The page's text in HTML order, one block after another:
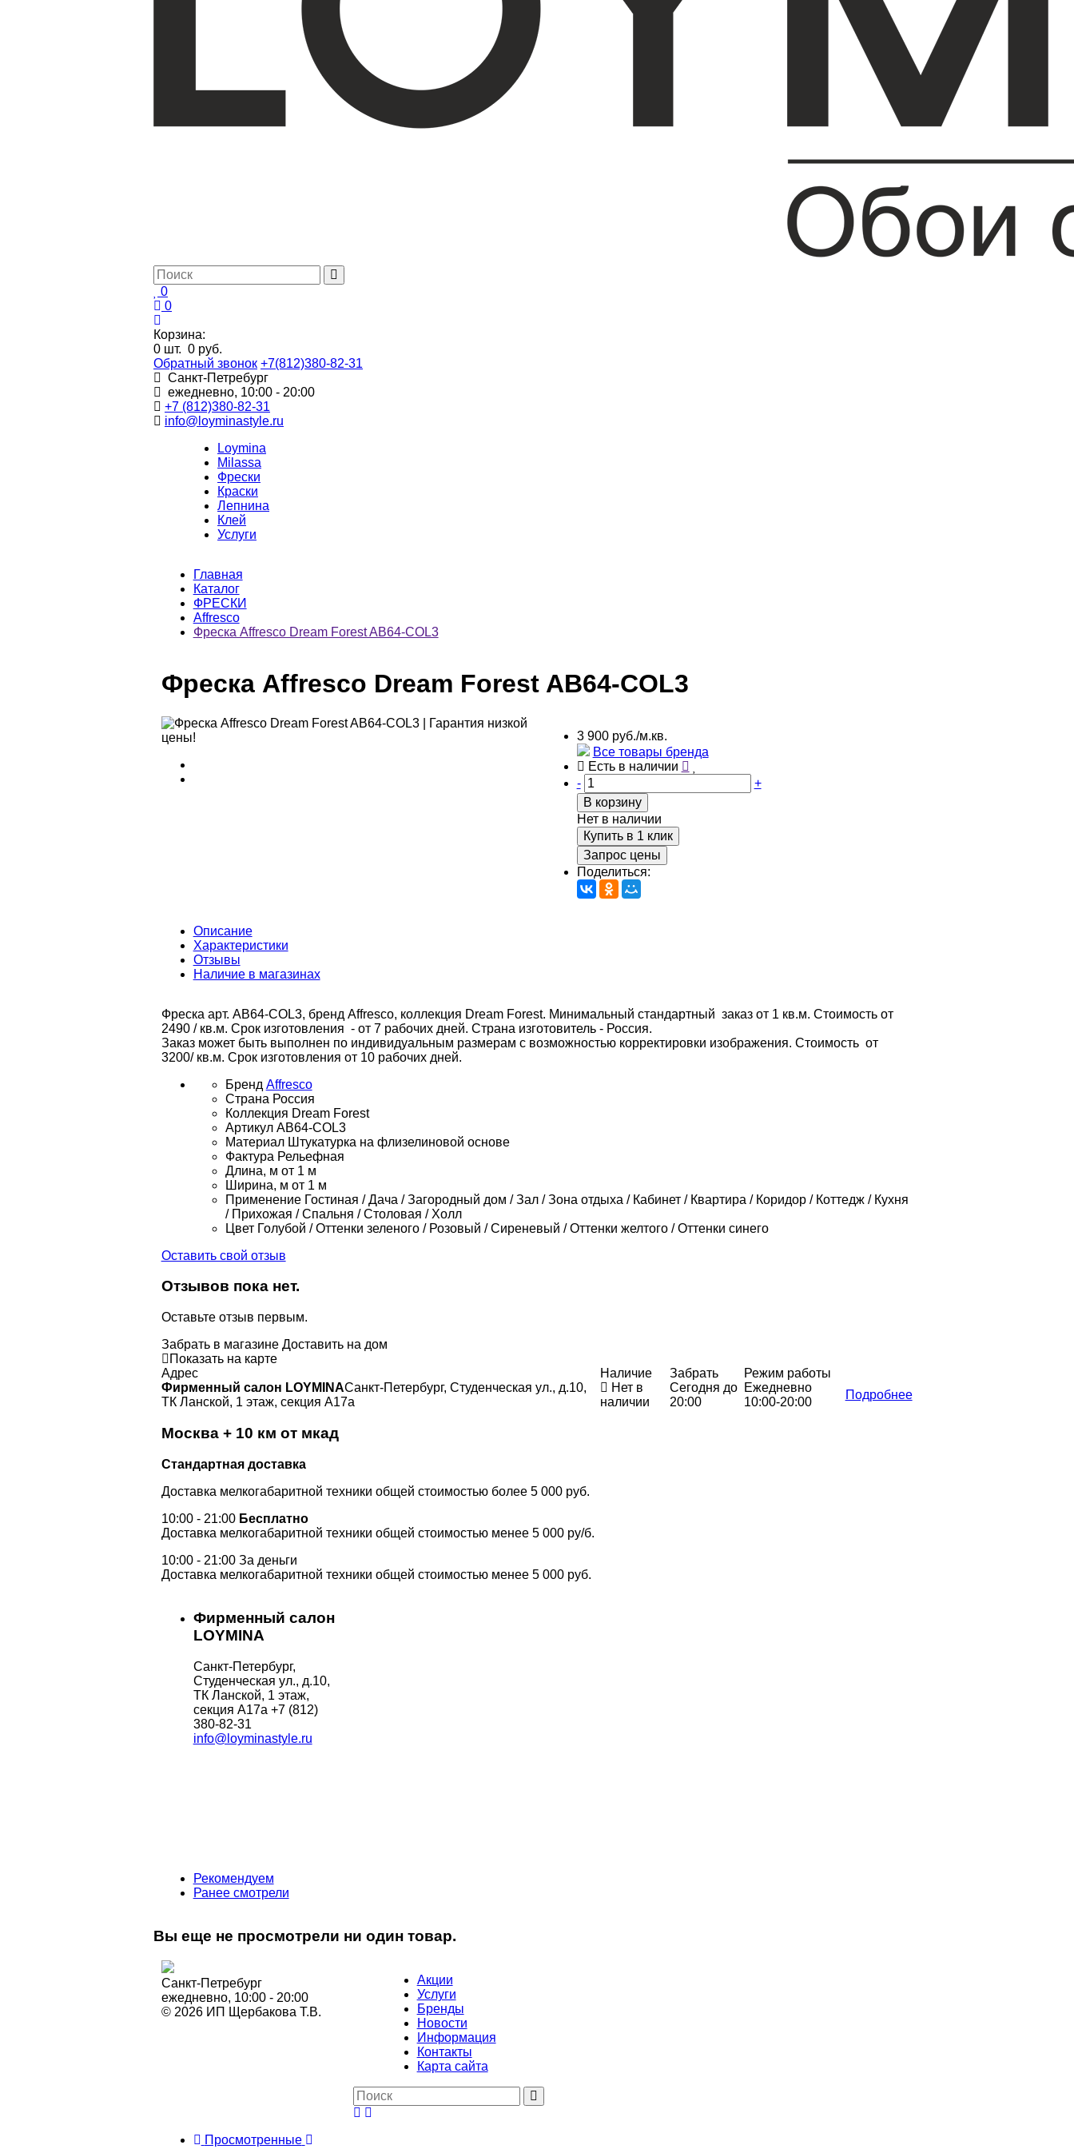
0
0
Корзина:
0 шт. 0 руб.
Обратный звонок +7(812)380-82-31
Санкт-Петребург
ежедневно, 10:00 - 20:00
+7 (812)380-82-31
info@loyminastyle.ru
Loymina
Milassa
Фрески
Краски
Лепнина
Клей
Услуги
Главная
Каталог
ФРЕСКИ
Affresco
Фреска Affresco Dream Forest AB64-COL3
Фреска Affresco Dream Forest AB64-COL3
3 900 руб./м.кв.
Все товары бренда
Есть в наличии
-
+
В корзину
Нет в наличии
Купить в 1 клик
Запрос цены
Поделиться:
Описание
Характеристики
Отзывы
Наличие в магазинах
Фреска арт. AB64-COL3, бренд Affresco, коллекция Dream Forest. Минимальный стандартный заказ от 1 кв.м. Стоимость от
2490 / кв.м. Срок изготовления - от 7 рабочих дней. Страна изготовитель - Россия.
Заказ может быть выполнен по индивидуальным размерам с возможностью корректировки изображения. Стоимость от
3200/ кв.м. Срок изготовления от 10 рабочих дней.
Бренд Affresco
Страна Россия
Коллекция Dream Forest
Артикул AB64-COL3
Материал Штукатурка на флизелиновой основе
Фактура Рельефная
Длина, м от 1 м
Ширина, м от 1 м
Применение Гостиная / Дача / Загородный дом / Зал / Зона отдыха / Кабинет / Квартира / Коридор / Коттедж / Кухня
/ Прихожая / Спальня / Столовая / Холл
Цвет Голубой / Оттенки зеленого / Розовый / Сиреневый / Оттенки желтого / Оттенки синего
Оставить свой отзыв
Отзывов пока нет.
Оставьте отзыв первым.
Забрать в магазине Доставить на дом
Показать на карте
Адрес
Наличие Забрать
Режим работы
Фирменный салон LOYMINAСанкт-Петербург, Студенческая ул., д.10,
ТК Ланской, 1 этаж, секция А17а
Нет в
наличии
Сегодня до
20:00
Ежедневно
10:00-20:00
Подробнее
Москва + 10 км от мкад
Стандартная доставка
Доставка мелкогабаритной техники общей стоимостью более 5 000 руб.
10:00 - 21:00 Бесплатно
Доставка мелкогабаритной техники общей стоимостью менее 5 000 ру/б.
10:00 - 21:00 За деньги
Доставка мелкогабаритной техники общей стоимостью менее 5 000 руб.
Фирменный салон
LOYMINA
Санкт-Петербург,
Студенческая ул., д.10,
ТК Ланской, 1 этаж,
секция А17а +7 (812)
380-82-31
info@loyminastyle.ru
Рекомендуем
Ранее смотрели
Вы еще не просмотрели ни один товар.
Санкт-Петребург
ежедневно, 10:00 - 20:00
© 2026 ИП Щербакова Т.В.
Акции
Услуги
Бренды
Новости
Информация
Контакты
Карта сайта
Просмотренные